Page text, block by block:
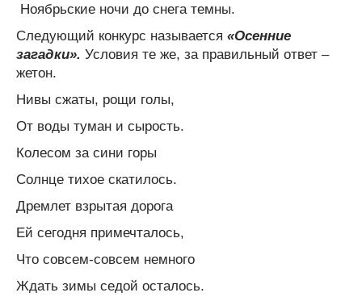
Ноябрьские ночи до снега темны.
Следующий конкурс называется «Осенние
загадки». Условия те же, за правильный ответ –
жетон.
Нивы сжаты, рощи голы,
От воды туман и сырость.
Колесом за сини горы
Солнце тихое скатилось.
Дремлет взрытая дорога
Ей сегодня примечталось,
Что совсем-совсем немного
Ждать зимы седой осталось.